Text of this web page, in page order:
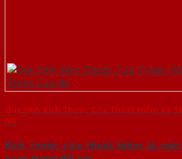
Quy Định Kích Thước Cửa Thoát Hiểm và
Nó
Kích thước cửa thoát hiểm là